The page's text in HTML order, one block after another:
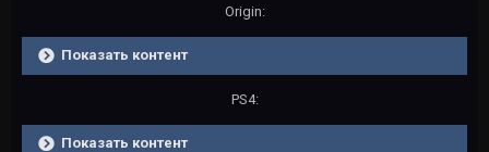
Origin:
Показать контент
PS4:
Показать контент